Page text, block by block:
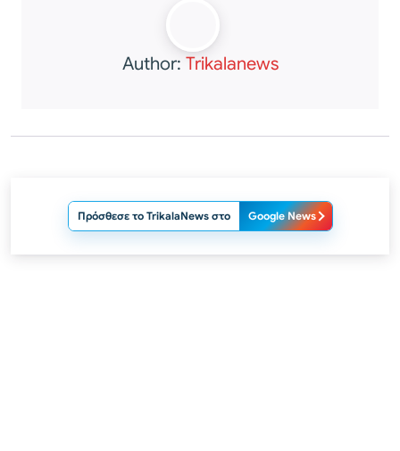
Author: Trikalanews
Πρόσθεσε το TrikalaNews στο Google News